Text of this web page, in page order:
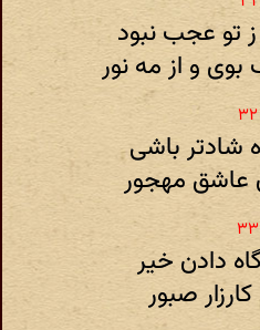
تو عجب نبود
و از مه نور
شادتر باشی
مهجور
دادن خیر
صبور